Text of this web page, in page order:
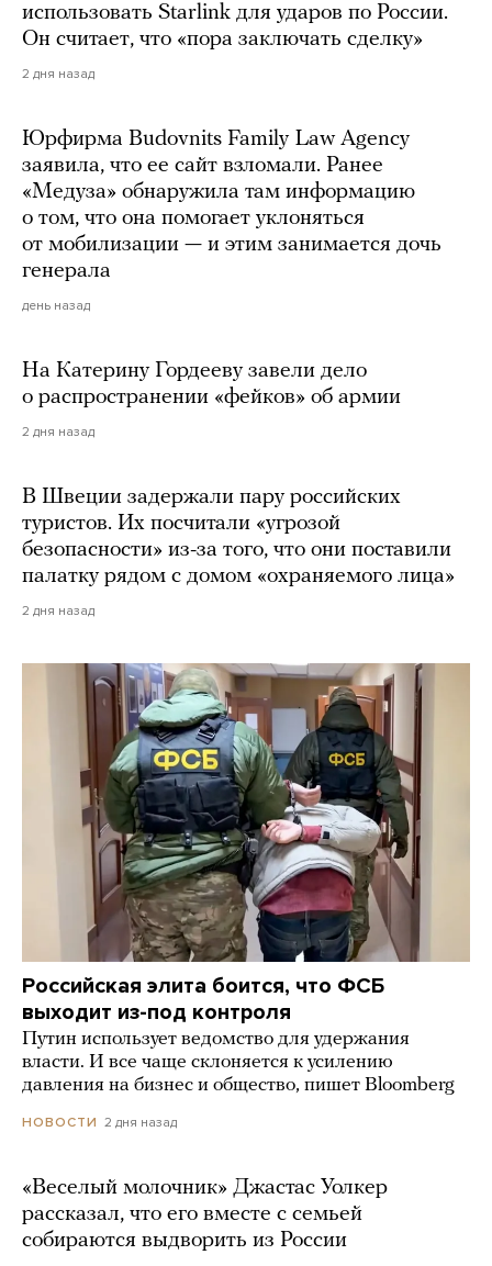
использовать Starlink для ударов по России.
Он считает, что «пора заключать сделку»
2 дня назад
Юрфирма Budovnits Family Law Agency
заявила, что ее сайт взломали. Ранее
«Медуза» обнаружила там информацию
о том, что она помогает уклоняться
от мобилизации — и этим занимается дочь
генерала
день назад
На Катерину Гордееву завели дело
о распространении «фейков» об армии
2 дня назад
В Швеции задержали пару российских
туристов. Их посчитали «угрозой
безопасности» из-за того, что они поставили
палатку рядом с домом «охраняемого лица»
2 дня назад
Российская элита боится, что ФСБ
выходит из-под контроля
Путин использует ведомство для удержания
власти. И все чаще склоняется к усилению
давления на бизнес и общество, пишет Bloomberg
НОВОСТИ 2 дня назад
«Веселый молочник» Джастас Уолкер
рассказал, что его вместе с семьей
собираются выдворить из России